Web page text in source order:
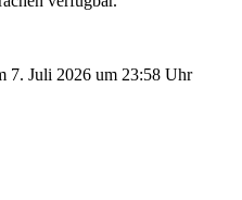
7. Juli 2026 um 23:58 Uhr